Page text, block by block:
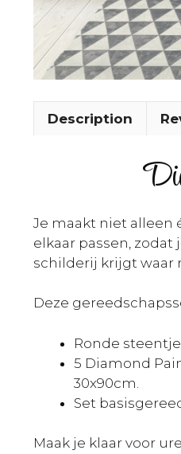
Description
Je maakt niet alleen
elkaar passen,
schilderij krijgt waar
Deze
Ronde
5 Diamond
30x90cm.
Set
Maak je klaar voor